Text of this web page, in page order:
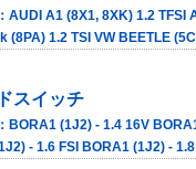
AUDI A1 (8X1, 8XK) 1.2 TFSI
(8PA) 1.2 TSI VW BEETLE
スイッチ
BORA1 (1J2) - 1.4 16V
- 1.6 FSI BORA1 (1J2) - 1.8